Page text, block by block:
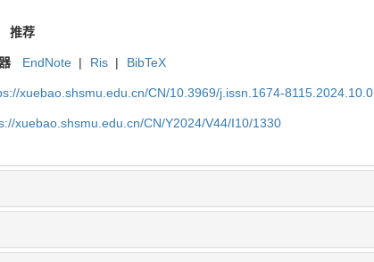
推荐
EndNote | Ris | BibTeX
xuebao.shsmu.edu.cn/CN/10.3969/j.issn.1674-
xuebao.shsmu.edu.cn/CN/Y2024/V44/I10/1330